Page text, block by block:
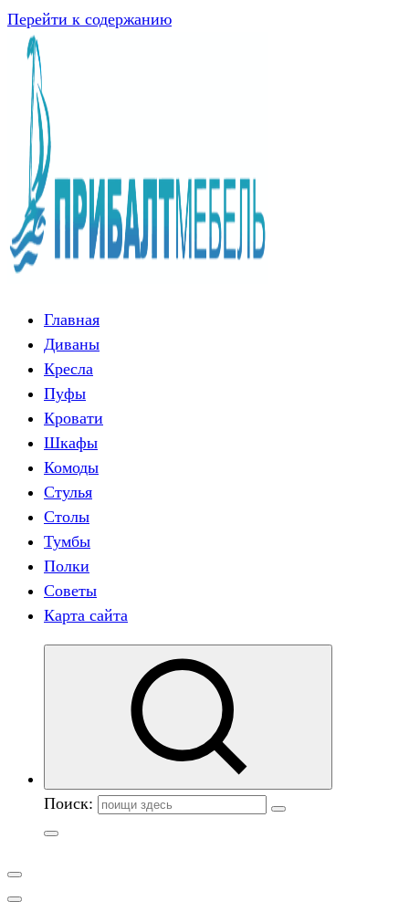
Перейти к содержанию
Главная
Диваны
Кресла
Пуфы
Кровати
Шкафы
Комоды
Стулья
Столы
Тумбы
Полки
Советы
Карта сайта
Поиск: